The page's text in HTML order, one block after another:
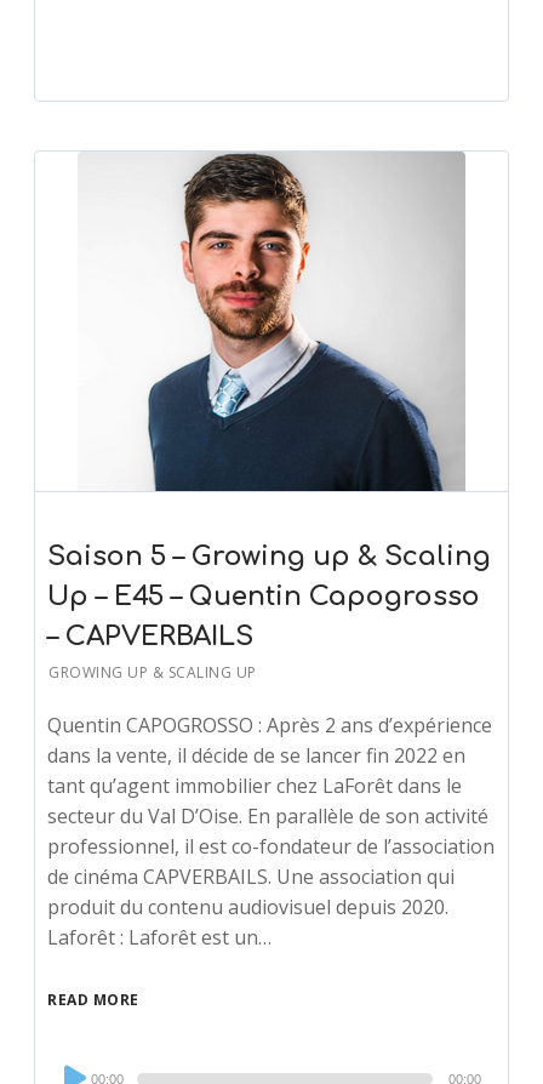
Saison 5 – Growing up & Scaling
Up – E45 – Quentin Capogrosso
– CAPVERBAILS
GROWING UP & SCALING UP
Quentin CAPOGROSSO : Après 2 ans d’expérience
dans la vente, il décide de se lancer fin 2022 en
tant qu’agent immobilier chez LaForêt dans le
secteur du Val D’Oise. En parallèle de son activité
professionnel, il est co-fondateur de l’association
de cinéma CAPVERBAILS. Une association qui
produit du contenu audiovisuel depuis 2020.
Laforêt : Laforêt est un…
READ MORE
Audio00:00 00:00